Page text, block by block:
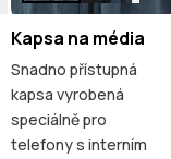
Kapsa na média
Snadno přístupná
kapsa vyrobená
speciálně pro
telefony s interním